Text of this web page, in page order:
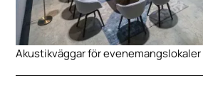
Akustikväggar för evenemangslokaler